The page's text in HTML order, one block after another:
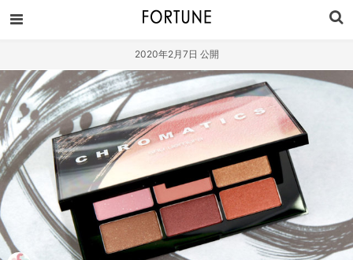
2020年2月7日 公開